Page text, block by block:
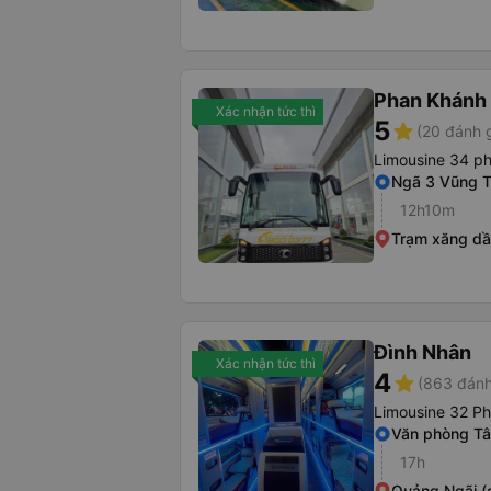
Xác nhận tức thì Phan Khánh
5star (20 đánh
Limousine 34
Ngã 3 Vũng
12h10m
Trạm xăng
Xác nhận tức thì Đình Nhân
4star (863
Limousine 32
Văn phòng
17h